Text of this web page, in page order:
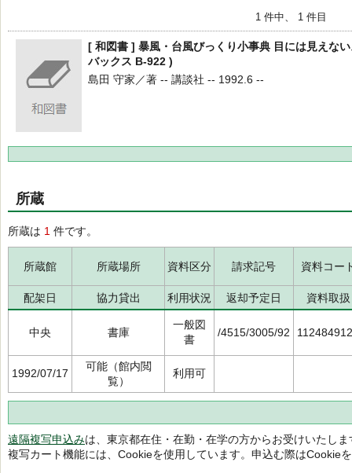
1 件中、 1 件目
[ 和図書 ] 暴風・台風びっくり小事典 目には見えな
バックス B-922 )
島田 守家／著 -- 講談社 -- 1992.6 --
所蔵
所蔵は 1 件です。
所蔵館 所蔵場所 資料区分 請求記号 資料コー
配架日 協力貸出 利用状況 返却予定日 資料取扱
中央 書庫
一般図
書
/4515/3005/92
1992/07/17
可能（館内閲
覧）
利用可
遠隔複写申込みは、東京都在住・在勤・在学の方からお受けいたしま
複写カート機能には、Cookieを使用しています。申込む際はCookie